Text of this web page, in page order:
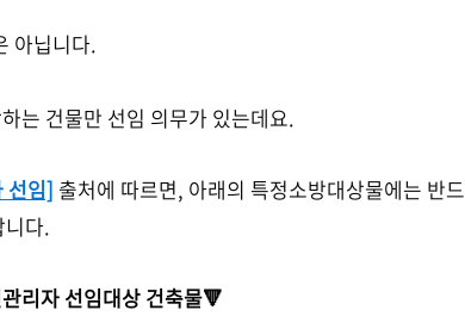
아닙니다.
는 건물만 선임 의무가 있는데요.
선임] 출처에 따르면, 아래의 특정소방대상물에는 반드
다.
리자 선임대상 건축물🔻